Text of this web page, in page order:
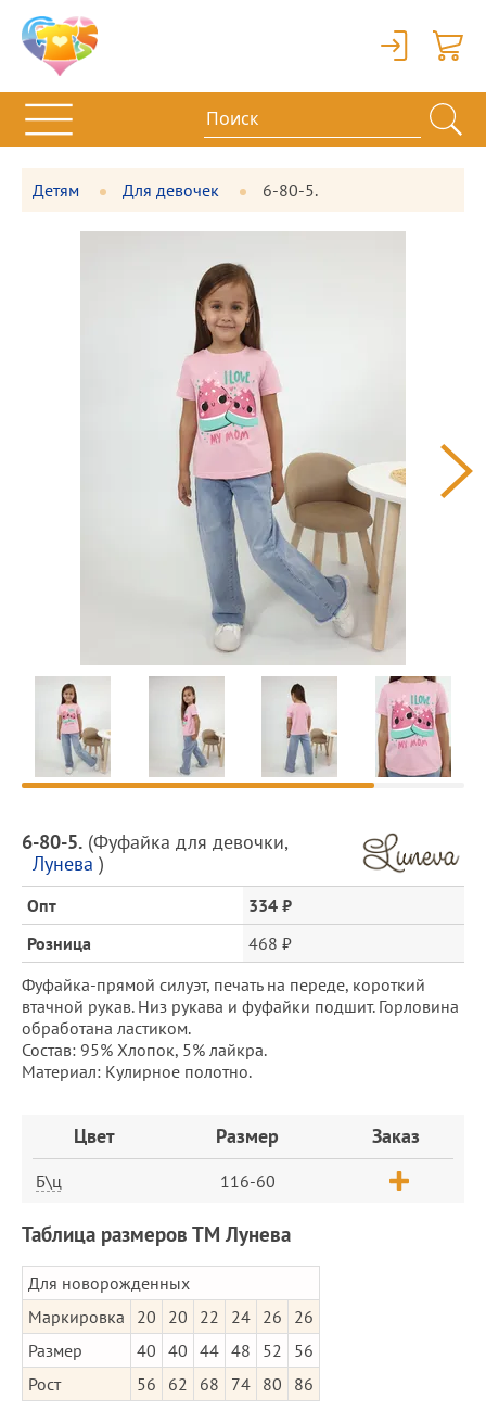
Вход
Детям Для девочек 6-80-5.
Фотографии
Большая
Предпросмотр
фотографий
Описание
товара
и
цена
6-80-5. (Фуфайка для девочки,
Лунева )
Опт
334 ₽
Розница
468 ₽
Фуфайка-прямой силуэт, печать на переде, короткий
втачной рукав. Низ рукава и фуфайки подшит. Горловина
обработана ластиком.
Состав: 95% Хлопок, 5% лайкра.
Материал: Кулирное полотно.
ЗаказЦвет Размер Заказ
Б\ц 116-60
Таблица размеров ТМ Лунева
Для новорожденных
Маркировка
20 20 22 24 26
26
Размер
40 40 44 48 52
56
Рост
56 62 68 74 80 86